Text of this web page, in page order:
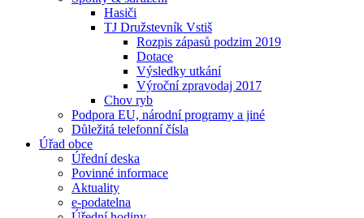
Hasiči
TJ Družstevník Vstiš
Rozpis zápasů podzim 2019
Dotace
Výsledky utkání
Výroční zpravodaj 2017
Chov ryb
Podpora EU, národní programy a jiné
Důležitá telefonní čísla
Úřad obce
Úřední deska
Povinné informace
Aktuality
e-podatelna